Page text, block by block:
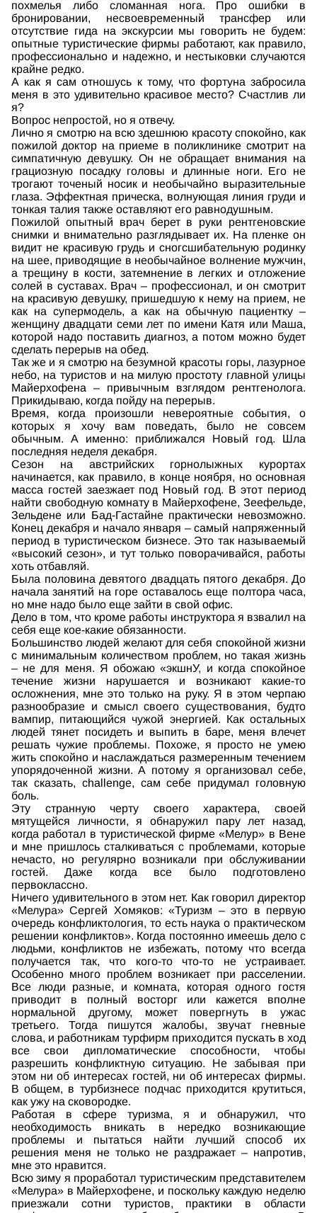
похмелья либо сломанная нога. Про ошибки в
бронировании, несвоевременный трансфер или
отсутствие гида на экскурсии мы говорить не будем:
опытные туристические фирмы работают, как правило,
профессионально и надежно, и нестыковки случаются
крайне редко.
А как я сам отношусь к тому, что фортуна забросила
меня в это удивительно красивое место? Счастлив ли
я?
Вопрос непростой, но я отвечу.
Лично я смотрю на всю здешнюю красоту спокойно, как
пожилой доктор на приеме в поликлинике смотрит на
симпатичную девушку. Он не обращает внимания на
грациозную посадку головы и длинные ноги. Его не
трогают точеный носик и необычайно выразительные
глаза. Эффектная прическа, волнующая линия груди и
тонкая талия также оставляют его равнодушным.
Пожилой опытный врач берет в руки рентгеновские
снимки и внимательно разглядывает их. На пленке он
видит не красивую грудь и сногсшибательную родинку
на шее, приводящие в необычайное волнение мужчин,
а трещину в кости, затемнение в легких и отложение
солей в суставах. Врач – профессионал, и он смотрит
на красивую девушку, пришедшую к нему на прием, не
как на супермодель, а как на обычную пациентку –
женщину двадцати семи лет по имени Катя или Маша,
которой надо поставить диагноз, а потом можно будет
сделать перерыв на обед.
Так же и я смотрю на безумной красоты горы, лазурное
небо, на туристов и на милую простоту главной улицы
Майерхофена – привычным взглядом рентгенолога.
Прикидываю, когда пойду на перерыв.
Время, когда произошли невероятные события, о
которых я хочу вам поведать, было не совсем
обычным. А именно: приближался Новый год. Шла
последняя неделя декабря.
Сезон на австрийских горнолыжных курортах
начинается, как правило, в конце ноября, но основная
масса гостей заезжает под Новый год. В этот период
найти свободную комнату в Майерхофене, Зеефельде,
Зельдене или Бад-Гастайне практически невозможно.
Конец декабря и начало января – самый напряженный
период в туристическом бизнесе. Это так называемый
«высокий сезон», и тут только поворачивайся, работы
хоть отбавляй.
Была половина девятого двадцать пятого декабря. До
начала занятий на горе оставалось еще полтора часа,
но мне надо было еще зайти в свой офис.
Дело в том, что кроме работы инструктора я взвалил на
себя еще кое-какие обязанности.
Большинство людей желают для себя спокойной жизни
с минимальным количеством проблем, но такая жизнь
– не для меня. Я обожаю «экшнУ, и когда спокойное
течение жизни нарушается и возникают какие-то
осложнения, мне это только на руку. Я в этом черпаю
разнообразие и смысл своего существования, будто
вампир, питающийся чужой энергией. Как остальных
людей тянет посидеть и выпить в баре, меня влечет
решать чужие проблемы. Похоже, я просто не умею
жить спокойно и наслаждаться размеренным течением
упорядоченной жизни. А потому я организовал себе,
так сказать, challenge, сам себе придумал головную
боль.
Эту странную черту своего характера, своей
мятущейся личности, я обнаружил пару лет назад,
когда работал в туристической фирме «Мелур» в Вене
и мне пришлось сталкиваться с проблемами, которые
нечасто, но регулярно возникали при обслуживании
гостей. Даже когда все было подготовлено
первоклассно.
Ничего удивительного в этом нет. Как говорил директор
«Мелура» Сергей Хомяков: «Туризм – это в первую
очередь конфликтология, то есть наука о практическом
решении конфликтов». Когда постоянно имеешь дело с
людьми, конфликтов не избежать, потому что всегда
получается так, что кого-то что-то не устраивает.
Особенно много проблем возникает при расселении.
Все люди разные, и комната, которая одного гостя
приводит в полный восторг или кажется вполне
нормальной другому, может повергнуть в ужас
третьего. Тогда пишутся жалобы, звучат гневные
слова, и работникам турфирм приходится пускать в ход
все свои дипломатические способности, чтобы
разрешить конфликтную ситуацию. Не забывая при
этом ни об интересах гостей, ни об интересах фирмы.
В общем, в турбизнесе подчас приходится крутиться,
как ужу на сковородке.
Работая в сфере туризма, я и обнаружил, что
необходимость вникать в нередко возникающие
проблемы и пытаться найти лучший способ их
решения меня не только не раздражает – напротив,
мне это нравится.
Всю зиму я проработал туристическим представителем
«Мелура» в Майерхофене, и поскольку каждую неделю
приезжали сотни туристов, практики в области